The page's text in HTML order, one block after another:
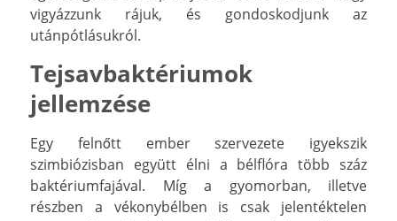
vigyázzunk rájuk, és gondoskodjunk az
utánpótlásukról.
Tejsavbaktériumok
jellemzése
Egy felnőtt ember szervezete igyekszik
szimbiózisban együtt élni a bélflóra több száz
baktériumfajával. Míg a gyomorban, illetve
részben a vékonybélben is csak jelentéktelen